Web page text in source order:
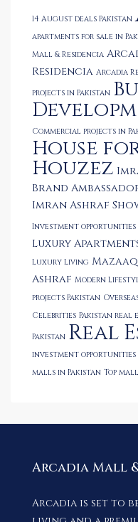
14 August deals Pakistan
apartments for sale in
Mall & Residencia
Residencia Arcadia
projects in Pakistan
Commercial projects in
House
Houzez
Brand
Imran Ashraf
Investment opportunities
Luxury
Luxury Living
Ashraf Modern
projects Pakistan
Celebrities Pakistan real
Pakistan Real
investment opportunities
malls in Pakistan Top
Arcadia Mall
Arcadia is set to